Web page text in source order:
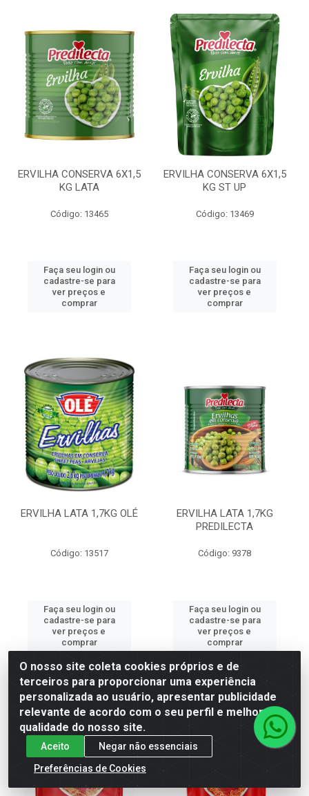
ERVILHA CONSERVA 6X1,5
KG LATA
Código: 13465
Faça seu login ou
cadastre-se para
ver preços e
comprar
ERVILHA CONSERVA 6X1,5
KG ST UP
Código: 13469
Faça seu login ou
cadastre-se para
ver preços e
comprar
ERVILHA LATA 1,7KG OLÉ
Código: 13517
Faça seu login ou
cadastre-se para
ver preços e
comprar
ERVILHA LATA 1,7KG
PREDILECTA
Código: 9378
Faça seu login ou
cadastre-se para
ver preços e
comprar
O nosso site coleta cookies próprios e de
terceiros para proporcionar uma experiência
personalizada ao usuário, apresentar publicidade
relevante de acordo com o seu perfil e melhorar a
qualidade do nosso site.
Aceito
Negar não essenciais
Preferências de Cookies